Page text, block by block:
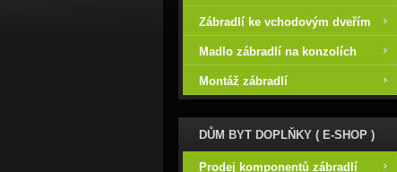
Zábradlí ke vchodovým dveřím
Madlo zábradlí na konzolích
Montáž zábradlí
DŮM BYT DOPLŇKY ( E-SHOP )
Prodej komponentů zábradlí